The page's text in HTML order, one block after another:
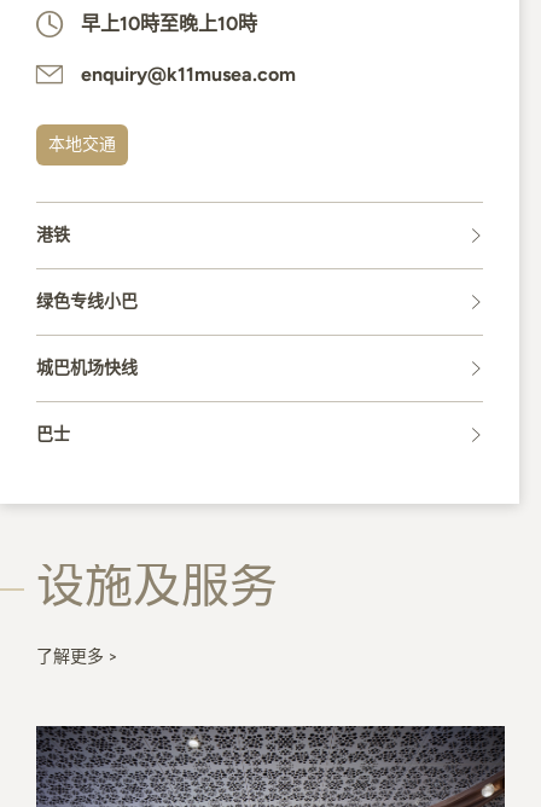
早上10時至晚上10時
enquiry@k11musea.com
本地交通
港铁
绿色专线小巴
城巴机场快线
巴士
设施及服务
了解更多 >